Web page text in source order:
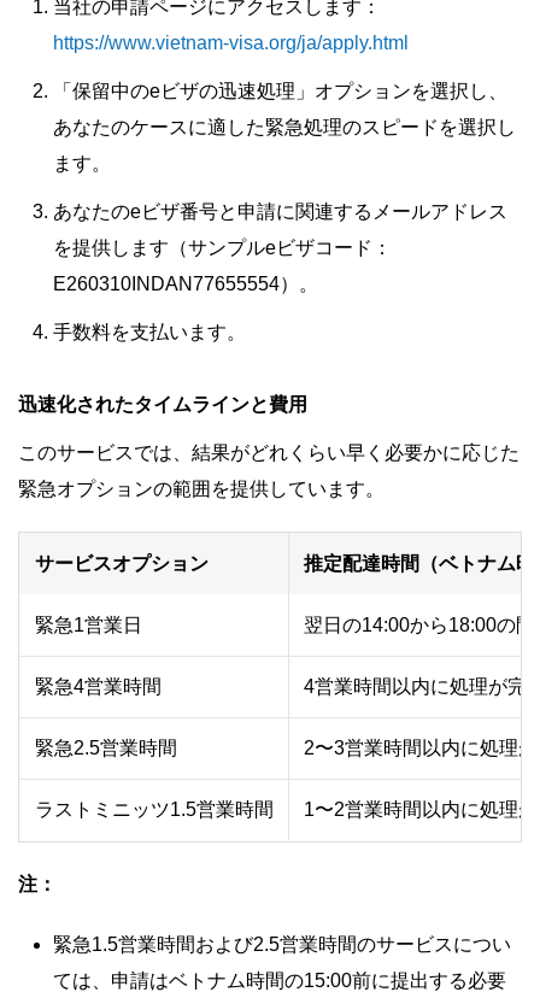
当社の申請ページにアクセスします：
https://www.vietnam-visa.org/ja/apply.html
「保留中のeビザの迅速処理」オプションを選択し、
あなたのケースに適した緊急処理のスピードを選択し
ます。
あなたのeビザ番号と申請に関連するメールアドレス
を提供します（サンプルeビザコード：
E260310INDAN77655554）。
手数料を支払います。
迅速化されたタイムラインと費用
このサービスでは、結果がどれくらい早く必要かに応じた
緊急オプションの範囲を提供しています。
サービスオプション 推定配達時間（ベトナム時
緊急1営業日 翌日の14:00から18:00の
緊急4営業時間 4営業時間以内に処理が完
緊急2.5営業時間 2〜3営業時間以内に処理
ラストミニッツ1.5営業時間 1〜2営業時間以内に処理
注：
緊急1.5営業時間および2.5営業時間のサービスについ
ては、申請はベトナム時間の15:00前に提出する必要